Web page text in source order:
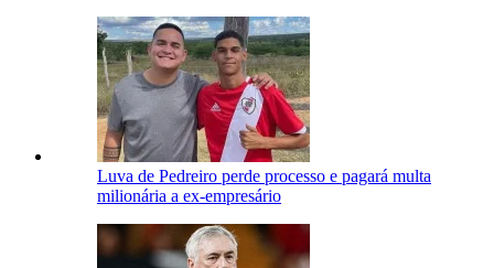
Luva de Pedreiro perde processo e pagará multa
milionária a ex-empresário